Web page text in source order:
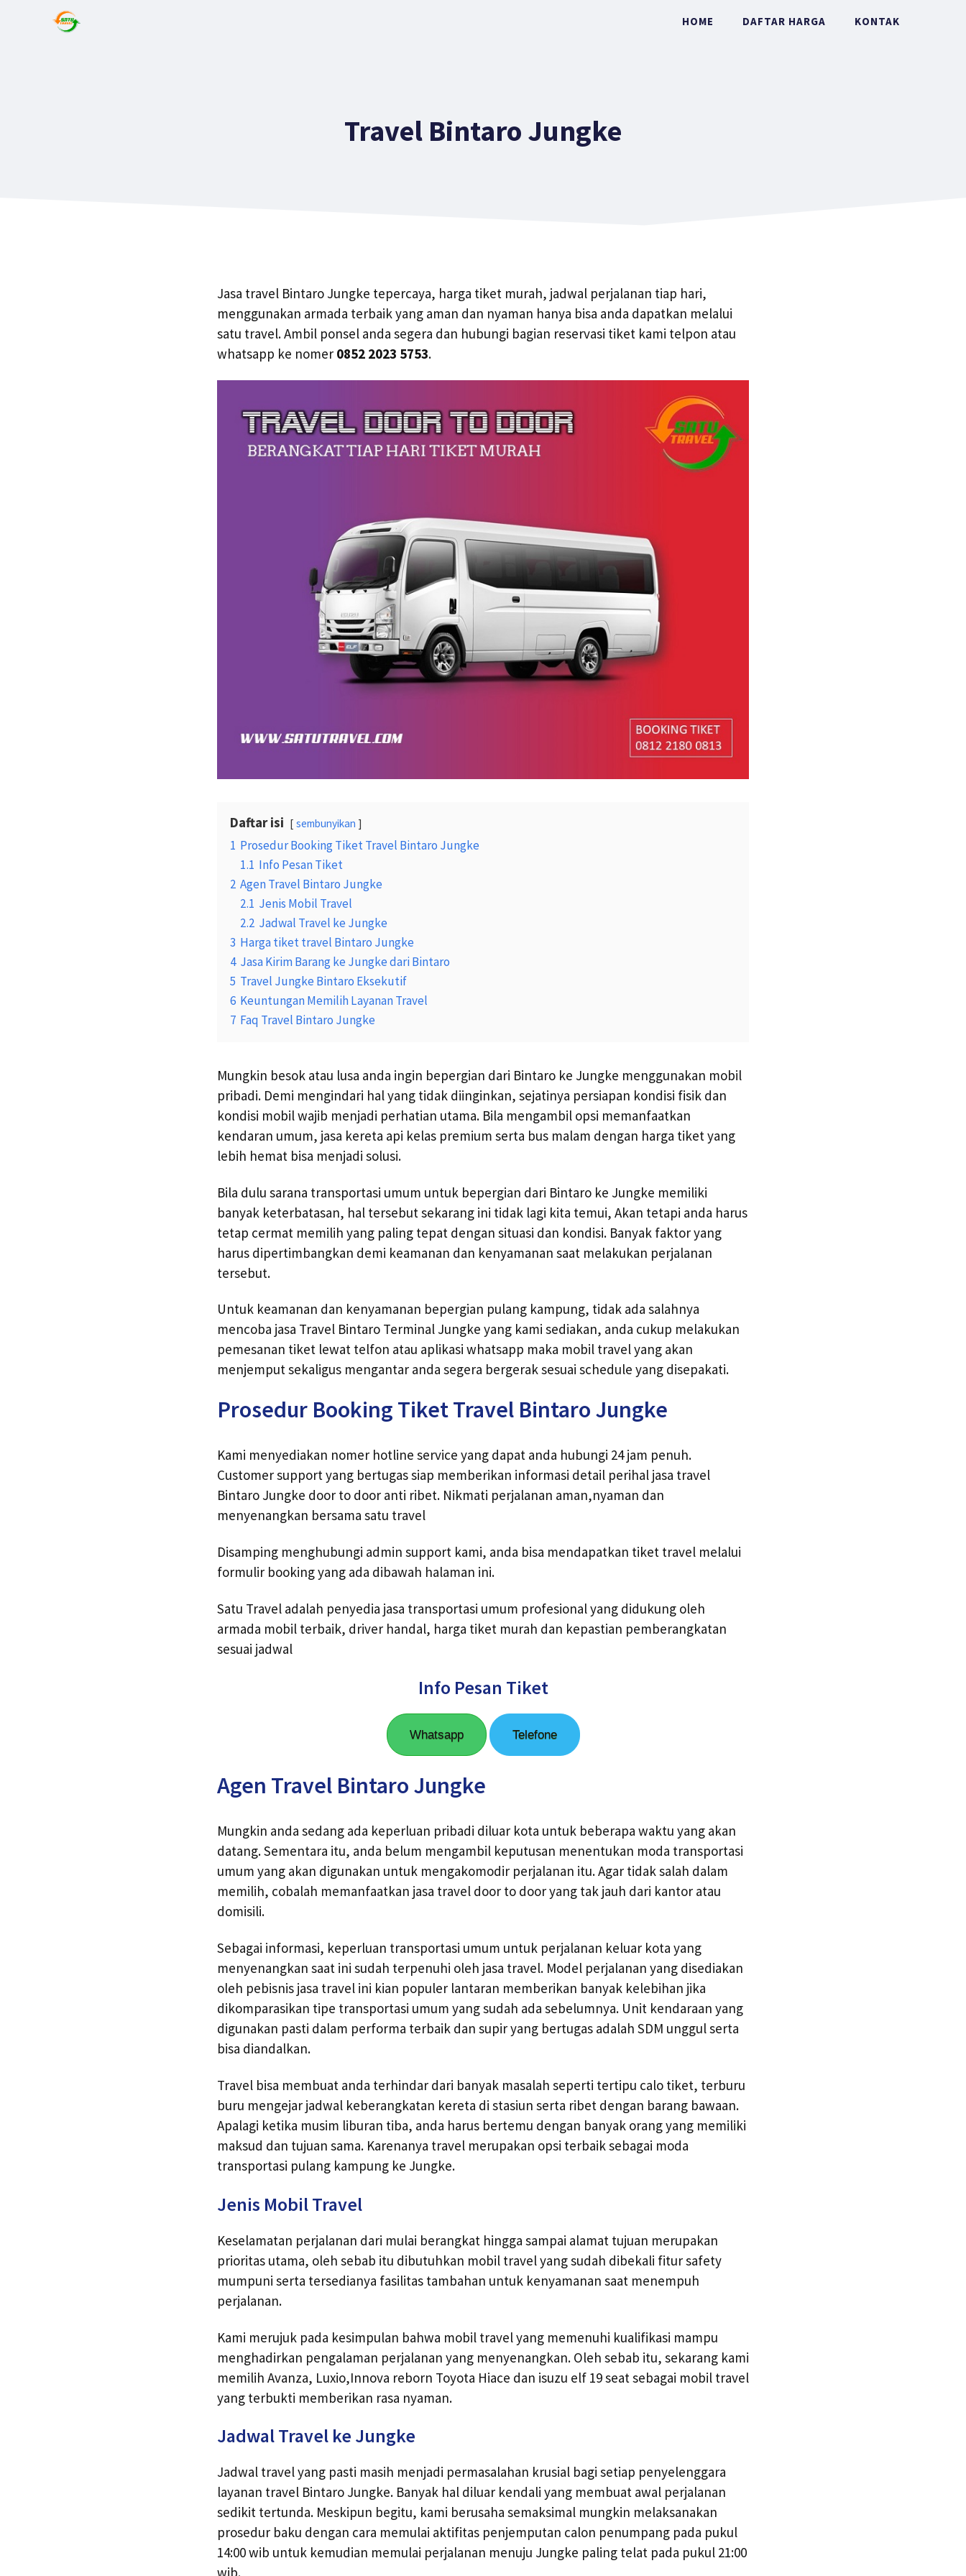
HOME DAFTAR HARGA KONTAK
Travel Bintaro Jungke
Jasa travel Bintaro Jungke tepercaya, harga tiket murah, jadwal perjalanan tiap hari,
menggunakan armada terbaik yang aman dan nyaman hanya bisa anda dapatkan melalui
satu travel. Ambil ponsel anda segera dan hubungi bagian reservasi tiket kami telpon atau
whatsapp ke nomer 0852 2023 5753.
Daftar isi sembunyikan
1 Prosedur Booking Tiket Travel Bintaro Jungke
1.1 Info Pesan Tiket
2 Agen Travel Bintaro Jungke
2.1 Jenis Mobil Travel
2.2 Jadwal Travel ke Jungke
3 Harga tiket travel Bintaro Jungke
4 Jasa Kirim Barang ke Jungke dari Bintaro
5 Travel Jungke Bintaro Eksekutif
6 Keuntungan Memilih Layanan Travel
7 Faq Travel Bintaro Jungke
Mungkin besok atau lusa anda ingin bepergian dari Bintaro ke Jungke menggunakan mobil
pribadi. Demi mengindari hal yang tidak diinginkan, sejatinya persiapan kondisi fisik dan
kondisi mobil wajib menjadi perhatian utama. Bila mengambil opsi memanfaatkan
kendaran umum, jasa kereta api kelas premium serta bus malam dengan harga tiket yang
lebih hemat bisa menjadi solusi.
Bila dulu sarana transportasi umum untuk bepergian dari Bintaro ke Jungke memiliki
banyak keterbatasan, hal tersebut sekarang ini tidak lagi kita temui, Akan tetapi anda harus
tetap cermat memilih yang paling tepat dengan situasi dan kondisi. Banyak faktor yang
harus dipertimbangkan demi keamanan dan kenyamanan saat melakukan perjalanan
tersebut.
Untuk keamanan dan kenyamanan bepergian pulang kampung, tidak ada salahnya
mencoba jasa Travel Bintaro Terminal Jungke yang kami sediakan, anda cukup melakukan
pemesanan tiket lewat telfon atau aplikasi whatsapp maka mobil travel yang akan
menjemput sekaligus mengantar anda segera bergerak sesuai schedule yang disepakati.
Prosedur Booking Tiket Travel Bintaro Jungke
Kami menyediakan nomer hotline service yang dapat anda hubungi 24 jam penuh.
Customer support yang bertugas siap memberikan informasi detail perihal jasa travel
Bintaro Jungke door to door anti ribet. Nikmati perjalanan aman,nyaman dan
menyenangkan bersama satu travel
Disamping menghubungi admin support kami, anda bisa mendapatkan tiket travel melalui
formulir booking yang ada dibawah halaman ini.
Satu Travel adalah penyedia jasa transportasi umum profesional yang didukung oleh
armada mobil terbaik, driver handal, harga tiket murah dan kepastian pemberangkatan
sesuai jadwal
Info Pesan Tiket
Whatsapp Telefone
Agen Travel Bintaro Jungke
Mungkin anda sedang ada keperluan pribadi diluar kota untuk beberapa waktu yang akan
datang. Sementara itu, anda belum mengambil keputusan menentukan moda transportasi
umum yang akan digunakan untuk mengakomodir perjalanan itu. Agar tidak salah dalam
memilih, cobalah memanfaatkan jasa travel door to door yang tak jauh dari kantor atau
domisili.
Sebagai informasi, keperluan transportasi umum untuk perjalanan keluar kota yang
menyenangkan saat ini sudah terpenuhi oleh jasa travel. Model perjalanan yang disediakan
oleh pebisnis jasa travel ini kian populer lantaran memberikan banyak kelebihan jika
dikomparasikan tipe transportasi umum yang sudah ada sebelumnya. Unit kendaraan yang
digunakan pasti dalam performa terbaik dan supir yang bertugas adalah SDM unggul serta
bisa diandalkan.
Travel bisa membuat anda terhindar dari banyak masalah seperti tertipu calo tiket, terburu
buru mengejar jadwal keberangkatan kereta di stasiun serta ribet dengan barang bawaan.
Apalagi ketika musim liburan tiba, anda harus bertemu dengan banyak orang yang memiliki
maksud dan tujuan sama. Karenanya travel merupakan opsi terbaik sebagai moda
transportasi pulang kampung ke Jungke.
Jenis Mobil Travel
Keselamatan perjalanan dari mulai berangkat hingga sampai alamat tujuan merupakan
prioritas utama, oleh sebab itu dibutuhkan mobil travel yang sudah dibekali fitur safety
mumpuni serta tersedianya fasilitas tambahan untuk kenyamanan saat menempuh
perjalanan.
Kami merujuk pada kesimpulan bahwa mobil travel yang memenuhi kualifikasi mampu
menghadirkan pengalaman perjalanan yang menyenangkan. Oleh sebab itu, sekarang kami
memilih Avanza, Luxio,Innova reborn Toyota Hiace dan isuzu elf 19 seat sebagai mobil travel
yang terbukti memberikan rasa nyaman.
Jadwal Travel ke Jungke
Jadwal travel yang pasti masih menjadi permasalahan krusial bagi setiap penyelenggara
layanan travel Bintaro Jungke. Banyak hal diluar kendali yang membuat awal perjalanan
sedikit tertunda. Meskipun begitu, kami berusaha semaksimal mungkin melaksanakan
prosedur baku dengan cara memulai aktifitas penjemputan calon penumpang pada pukul
14:00 wib untuk kemudian memulai perjalanan menuju Jungke paling telat pada pukul 21:00